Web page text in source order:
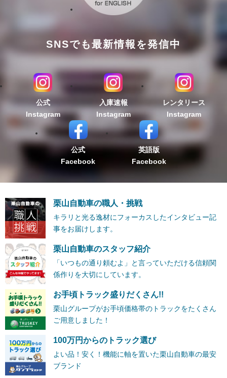
SNSでも最新情報を発信中
公式
Instagram
入庫速報
Instagram
レンタリース
Instagram
公式
Facebook
英語版
Facebook
栗山自動車の職人・挑戦
キラリと光る逸材にフォーカスしたインタビュー記
事をお届けします。
栗山自動車のスタッフ紹介
「いつもの通り頼むよ」と言っていただける信頼関
係作りを大切にしています。
お手頃トラック盛りだくさん!!
栗山グループがお手頃価格帯のトラックをたくさん
ご用意しました！
100万円からのトラック選び
よい品！安く！機能に軸を置いた栗山自動車の最安
ブランド